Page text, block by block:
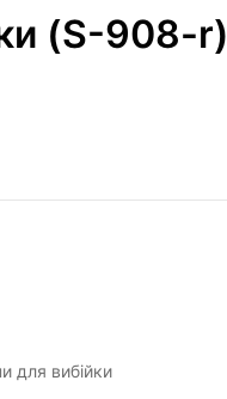
(S-908-r)
для вибійки